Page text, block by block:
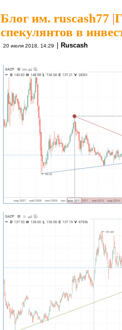
Блог им. ruscash77 |
спекулянтов в
20 июля 2018, 14:29 | Ruscash